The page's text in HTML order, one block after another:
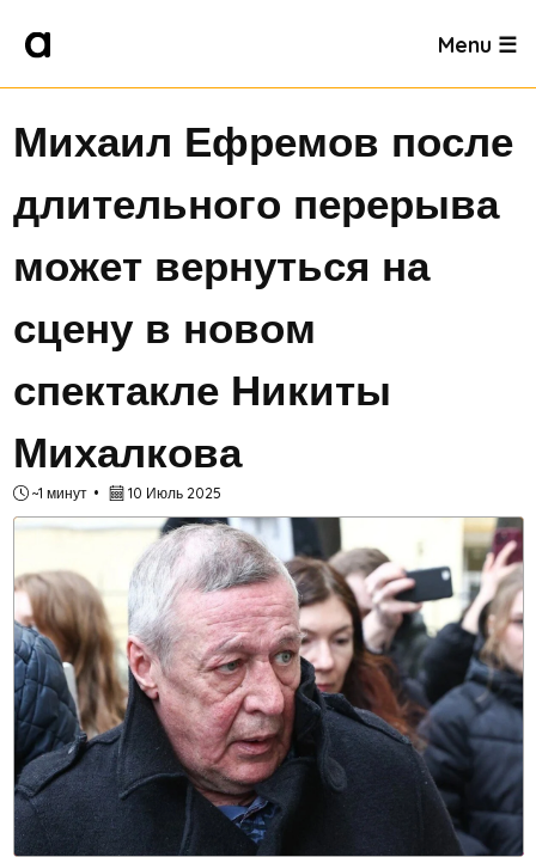
Menu ☰
Михаил Ефремов после
длительного перерыва
может вернуться на
сцену в новом
спектакле Никиты
Михалкова
~1 минут 10 Июль 2025